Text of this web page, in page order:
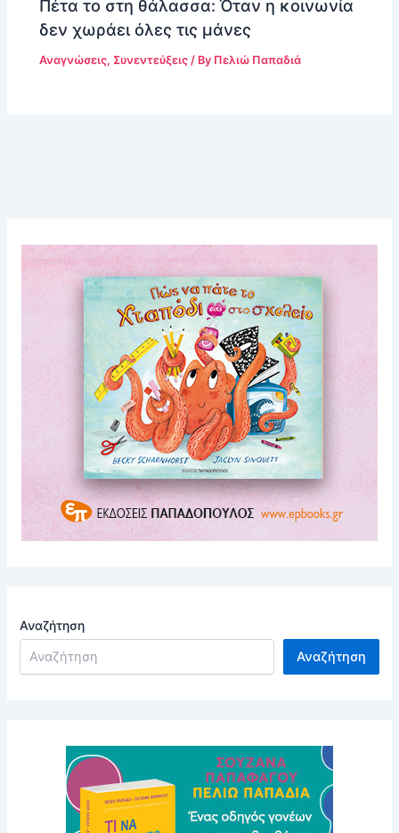
Πέτα το στη θάλασσα: Όταν η κοινωνία
δεν χωράει όλες τις μάνες
Αναγνώσεις, Συνεντεύξεις / By Πελιώ Παπαδιά
Αναζήτηση
Αναζήτηση